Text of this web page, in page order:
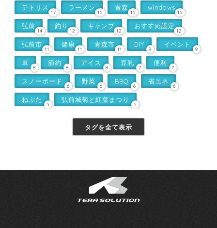
テトリス
17
ラーメン
15
青森
15
windows
15
弘前
14
釣り
12
キャンプ
12
おすすめ設定
12
弘前市
11
健康
11
青森市
11
DIY
9
イベント
9
車
8
節約
8
アイス
8
豆乳
7
便利
7
スノーボード
6
野菜
6
BBQ
6
省エネ
6
ねぷた
5
弘前城菊と紅葉まつり
5
タグを全て表示